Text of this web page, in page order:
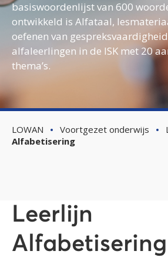
basiswoordenlijst van 600
ontwikkeld is Alfataal,
oefenen van
alfaleerlingen in de ISK met 20
thema’s.
LOWAN Voortgezet onderwijs
Alfabetisering
Leerlijn
Alfabetisering